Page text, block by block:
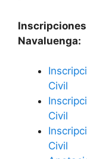
Navaluenga:
Civil
Civil
Civil